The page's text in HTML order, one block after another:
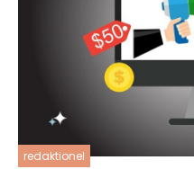
redaktionel